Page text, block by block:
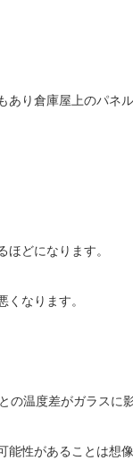
り倉庫屋上のパネ
どになります。
なります。
温度差がガラスに
性があることは想像